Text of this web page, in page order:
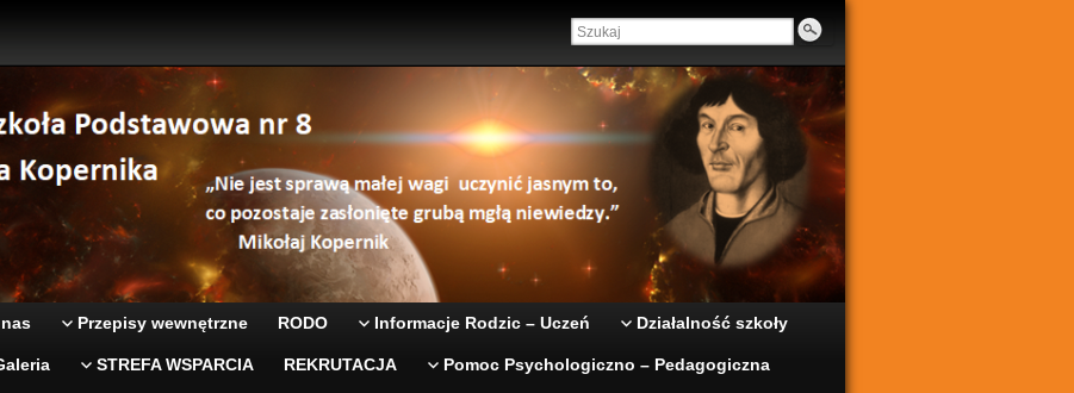
Przepisy wewnętrzne RODO Informacje Rodzic – Uczeń Działalność szkoły
STREFA WSPARCIA REKRUTACJA Pomoc Psychologiczno – Pedagogiczna